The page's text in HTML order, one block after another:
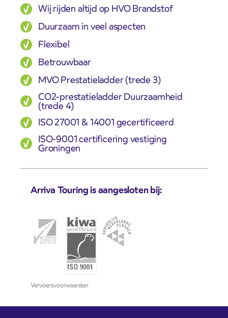
Wij rijden altijd op HVO Brandstof
Duurzaam in veel aspecten
Flexibel
Betrouwbaar
MVO Prestatieladder (trede 3)
CO2-prestatieladder Duurzaamheid
(trede 4)
ISO 27001 & 14001 gecertificeerd
ISO-9001 certificering vestiging
Groningen
Arriva Touring is aangesloten bij:
Vervoersvoorwaarden